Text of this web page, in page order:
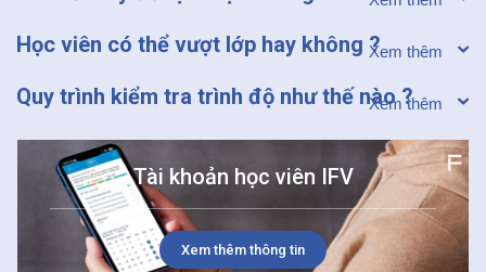
Học viên có thể vượt lớp hay không ?
Quy trình kiểm tra trình độ như thế nào ?
Tài khoản học viên IFV
Xem thêm thông tin